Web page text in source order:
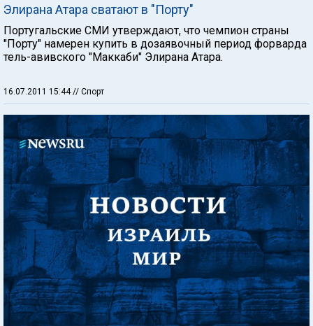
Элирана Атара сватают в "Порту"
Португальские СМИ утверждают, что чемпион страны
"Порту" намерен купить в дозаявочный период форварда
тель-авивского "Маккаби" Элирана Атара.
16.07.2011 15:44// Спорт